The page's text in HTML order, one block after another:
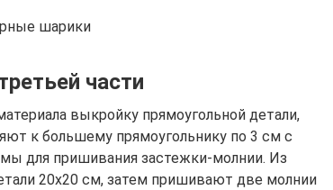
шарики
части
выкройку прямоугольной детали,
к большему прямоугольнику по 3 см с
для пришивания застежки-молнии. Из
20х20 см, затем пришивают две молнии